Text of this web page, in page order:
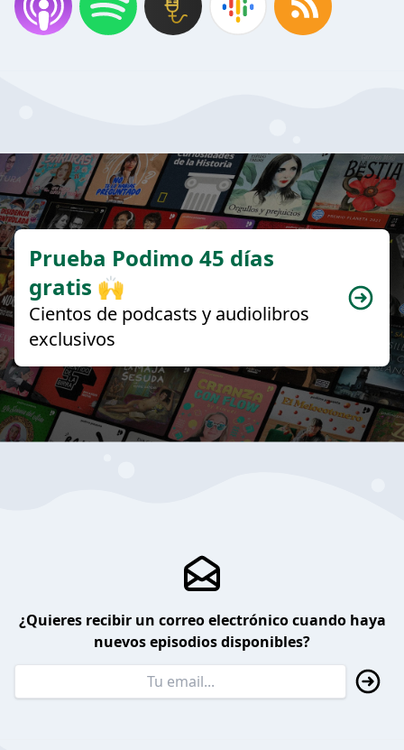
Prueba Podimo 45 días
gratis 🙌
Cientos de podcasts y audiolibros
exclusivos
¿Quieres recibir un correo electrónico cuando haya
nuevos episodios disponibles?